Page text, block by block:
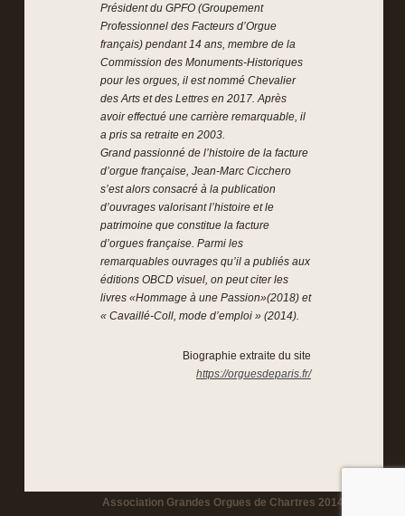
Président du GPFO (Groupement
Professionnel des Facteurs d’Orgue
français) pendant 14 ans, membre de la
Commission des Monuments-Historiques
pour les orgues, il est nommé Chevalier
des Arts et des Lettres en 2017. Après
avoir effectué une carrière remarquable, il
a pris sa retraite en 2003.
Grand passionné de l’histoire de la facture
d’orgue française, Jean-Marc Cicchero
s’est alors consacré à la publication
d’ouvrages valorisant l’histoire et le
patrimoine que constitue la facture
d’orgues française. Parmi les
remarquables ouvrages qu’il a publiés aux
éditions OBCD visuel, on peut citer les
livres «Hommage à une Passion»(2018) et
« Cavaillé-Coll, mode d’emploi » (2014).
Biographie extraite du site
https://orguesdeparis.fr/
Association Grandes Orgues de Chartres 2014-2026 -